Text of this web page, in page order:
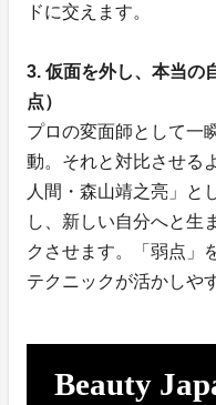
ドに交えます。
3. 仮面を外し、本当の
点）
プロの変面師として一
動。それと対比させる
人間・森山靖之亮」と
し、新しい自分へと生
クさせます。「弱点」
テクニックが活かしや
Beauty